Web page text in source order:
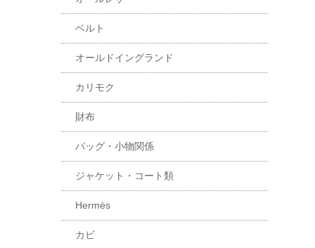
ベルト
オールドイングランド
カリモク
財布
バッグ・小物関係
ジャケット・コート類
Hermès
カビ